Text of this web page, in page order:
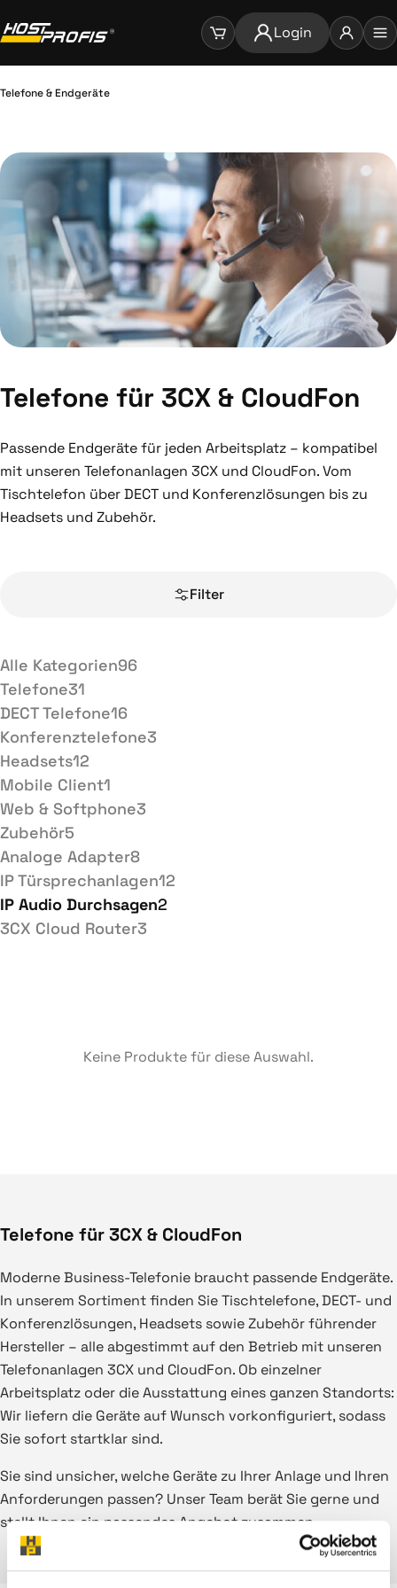
Login
Telefone & Endgeräte
Telefone für 3CX & CloudFon
Passende Endgeräte für jeden Arbeitsplatz – kompatibel
mit unseren Telefonanlagen 3CX und CloudFon. Vom
Tischtelefon über DECT und Konferenzlösungen bis zu
Headsets und Zubehör.
Filter
Alle Kategorien96
Telefone31
DECT Telefone16
Konferenztelefone3
Headsets12
Mobile Client1
Web & Softphone3
Zubehör5
Analoge Adapter8
IP Türsprechanlagen12
IP Audio Durchsagen2
3CX Cloud Router3
Keine Produkte für diese Auswahl.
Telefone für 3CX & CloudFon
Moderne Business-Telefonie braucht passende Endgeräte.
In unserem Sortiment finden Sie Tischtelefone, DECT- und
Konferenzlösungen, Headsets sowie Zubehör führender
Hersteller – alle abgestimmt auf den Betrieb mit unseren
Telefonanlagen 3CX und CloudFon. Ob einzelner
Arbeitsplatz oder die Ausstattung eines ganzen Standorts:
Wir liefern die Geräte auf Wunsch vorkonfiguriert, sodass
Sie sofort startklar sind.
Sie sind unsicher, welche Geräte zu Ihrer Anlage und Ihren
Anforderungen passen? Unser Team berät Sie gerne und
stellt Ihnen ein passendes Angebot zusammen.